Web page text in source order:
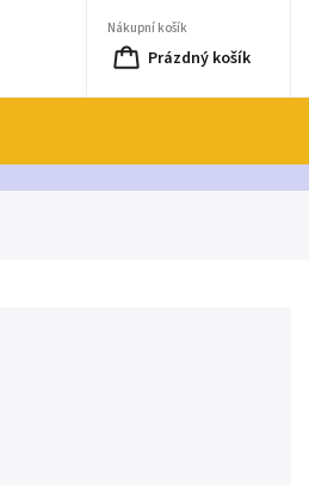
Nákupní košík
Prázdný košík